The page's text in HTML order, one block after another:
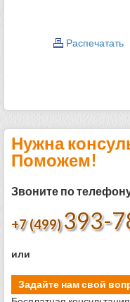
Распечатать
Нужна
Поможем!
Звоните по
+7 (499) 393-
или
Задайте нам свой